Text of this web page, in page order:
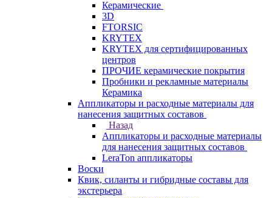
Керамические
3D
FTORSIC
KRYTEX
KRYTEX для сертифицированных
центров
ПРОЧИЕ керамические покрытия
Пробники и рекламные материалы
Керамика
Аппликаторы и расходные материалы для
нанесения защитных составов
Назад
Аппликаторы и расходные материалы
для нанесения защитных составов
LeraTon аппликаторы
Воски
Квик, силанты и гибридные составы для
экстерьера